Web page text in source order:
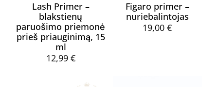
Lash Primer –
blakstienų
paruošimo priemonė
prieš priauginimą, 15
ml
12,99 €
Figaro primer –
nuriebalintojas
19,00€